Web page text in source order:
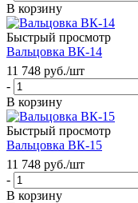
В корзину
Быстрый просмотр
Вальцовка ВК-14
11 748 руб./шт
-
В корзину
Быстрый просмотр
Вальцовка ВК-15
11 748 руб./шт
-
В корзину